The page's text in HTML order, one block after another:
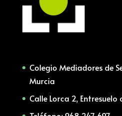
Colegio Mediadores de
Murcia
Calle Lorca 2, Entresuelo